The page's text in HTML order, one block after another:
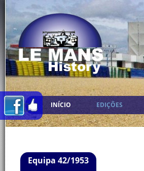
INÍCIO EDIÇÕES
Equipa 42/1953